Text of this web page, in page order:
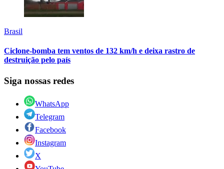
Brasil
Ciclone-bomba tem ventos de 132 km/h e deixa rastro de
destruição pelo país
Siga nossas redes
WhatsApp
Telegram
Facebook
Instagram
X